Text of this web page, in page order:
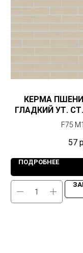
КЕРМА
ГЛАДКИЙ УТ.
F75
57
ПОДРОБНЕЕ